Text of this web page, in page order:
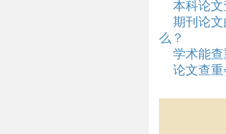
本科论
期刊论
么？
学术能
论文查